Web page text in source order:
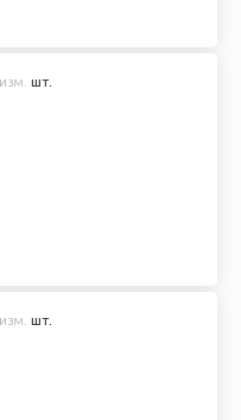
шт.
шт.